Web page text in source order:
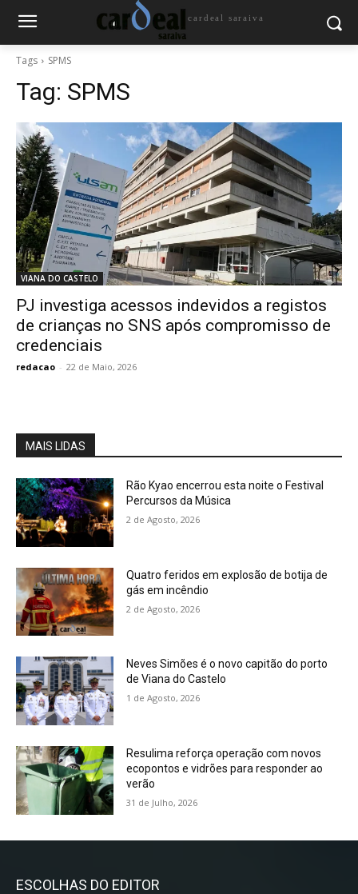
cardeal saraiva
Tags SPMS
Tag: SPMS
VIANA DO CASTELO
PJ investiga acessos indevidos a registos
de crianças no SNS após compromisso de
credenciais
redacao - 22 de Maio, 2026
MAIS LIDAS
Rão Kyao encerrou esta noite o Festival
Percursos da Música
2 de Agosto, 2026
Quatro feridos em explosão de botija de
gás em incêndio
2 de Agosto, 2026
Neves Simões é o novo capitão do porto
de Viana do Castelo
1 de Agosto, 2026
Resulima reforça operação com novos
ecopontos e vidrões para responder ao
verão
31 de Julho, 2026
ESCOLHAS DO EDITOR